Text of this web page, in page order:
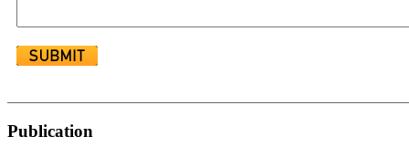
Publication